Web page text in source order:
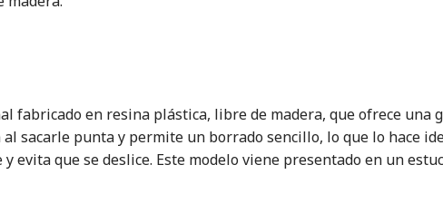
fabricado en resina plástica, libre de madera, que ofrece
sacarle punta y permite un borrado sencillo, lo que lo hace
evita que se deslice. Este modelo viene presentado en un